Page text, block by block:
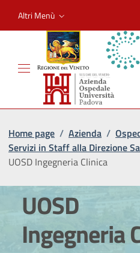
Altri Menù
Home page / Azienda /
Servizi in Staff alla Direzione
UOSD Ingegneria Clinica
UOSD
Ingegneria